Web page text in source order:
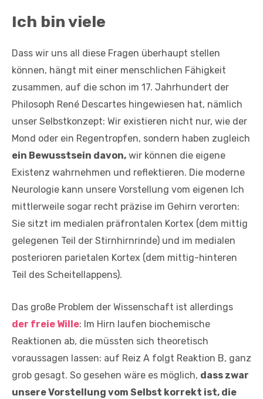
Ich bin viele
Dass wir uns all diese Fragen überhaupt stellen
können, hängt mit einer menschlichen Fähigkeit
zusammen, auf die schon im 17. Jahrhundert der
Philosoph René Descartes hingewiesen hat, nämlich
unser Selbstkonzept: Wir existieren nicht nur, wie der
Mond oder ein Regentropfen, sondern haben zugleich
ein Bewusstsein davon, wir können die eigene
Existenz wahrnehmen und reflektieren. Die moderne
Neurologie kann unsere Vorstellung vom eigenen Ich
mittlerweile sogar recht präzise im Gehirn verorten:
Sie sitzt im medialen präfrontalen Kortex (dem mittig
gelegenen Teil der Stirnhirnrinde) und im medialen
posterioren parietalen Kortex (dem mittig-hinteren
Teil des Scheitellappens).
Das große Problem der Wissenschaft ist allerdings
der freie Wille: Im Hirn laufen biochemische
Reaktionen ab, die müssten sich theoretisch
voraussagen lassen: auf Reiz A folgt Reaktion B, ganz
grob gesagt. So gesehen wäre es möglich, dass zwar
unsere Vorstellung vom Selbst korrekt ist, die